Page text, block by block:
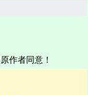
作者同意！